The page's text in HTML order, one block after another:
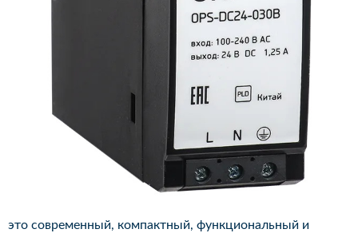
это современный, компактный, функциональный и